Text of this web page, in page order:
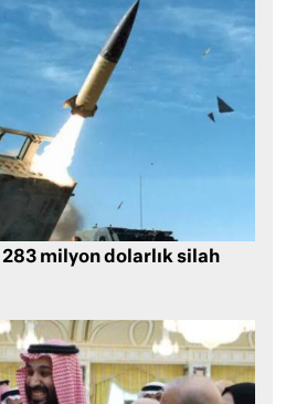
283 milyon dolarlık silah